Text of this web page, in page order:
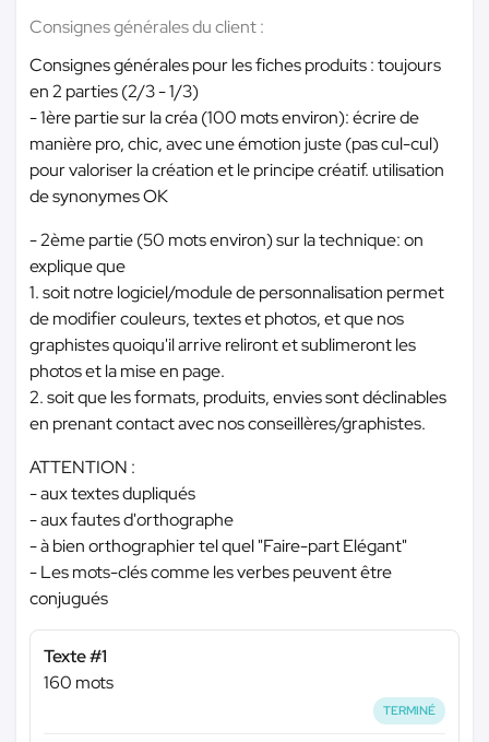
Consignes générales du client :
Consignes générales pour les fiches produits : toujours
en 2 parties (2/3 - 1/3)
- 1ère partie sur la créa (100 mots environ): écrire de
manière pro, chic, avec une émotion juste (pas cul-cul)
pour valoriser la création et le principe créatif. utilisation
de synonymes OK
- 2ème partie (50 mots environ) sur la technique: on
explique que
1. soit notre logiciel/module de personnalisation permet
de modifier couleurs, textes et photos, et que nos
graphistes quoiqu'il arrive reliront et sublimeront les
photos et la mise en page.
2. soit que les formats, produits, envies sont déclinables
en prenant contact avec nos conseillères/graphistes.
ATTENTION :
- aux textes dupliqués
- aux fautes d'orthographe
- à bien orthographier tel quel "Faire-part Elégant"
- Les mots-clés comme les verbes peuvent être
conjugués
Texte #1
160 mots
TERMINÉ